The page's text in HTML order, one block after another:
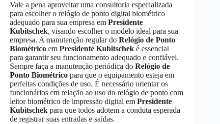
Vale a pena aproveitar uma consultoria especializada
para escolher o relógio de ponto digital biométrico
adequado para sua empresa em Presidente
Kubitschek, visando escolher o modelo ideal para sua
empresa. A manutenção regular do Relógio de Ponto
Biométrico em Presidente Kubitschek é essencial
para garantir seu funcionamento adequado e confiável.
Sempre faça a manutenção periódica do Relógio de
Ponto Biométrico para que o equipamento esteja em
perfeitas condições de uso. É necessário orientar os
funcionários em relação ao uso do relógio de ponto com
leitor biométrico de impressão digital em Presidente
Kubitschek para que todos adotem a conduta esperada
de registrar suas entradas e saídas.